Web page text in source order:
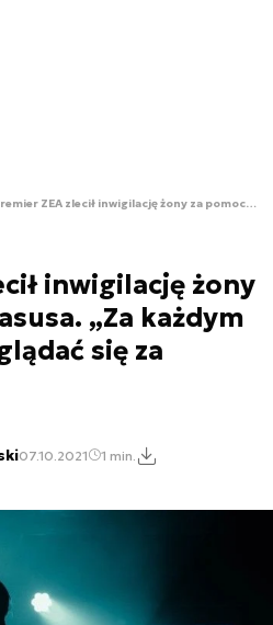
Premier ZEA zlecił inwigilację żony za pomocą Pegasusa. „Za każdym razem muszę oglądać się za siebie”
inwigilację żony
„Za każdym
się za
07.10.2021 1 min.